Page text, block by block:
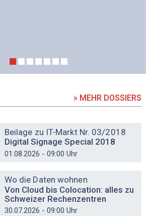
» MEHR DOSSIERS
Beilage zu IT-Markt Nr. 03/2018
Digital Signage Special 2018
01.08.2026 - 09:00 Uhr
Wo die Daten wohnen
Von Cloud bis Colocation: alles zu
Schweizer Rechenzentren
30.07.2026 - 09:00 Uhr